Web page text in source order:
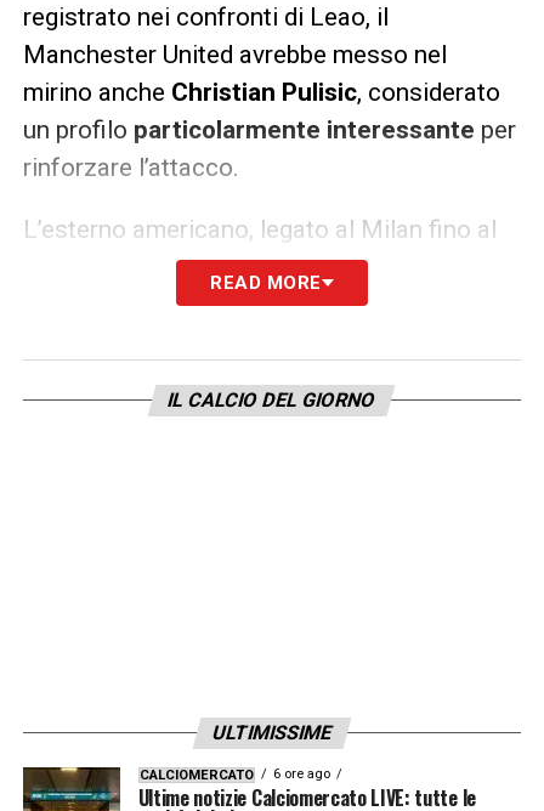
registrato nei confronti di Leao, il
Manchester United avrebbe messo nel
mirino anche Christian Pulisic, considerato
un profilo particolarmente interessante per
rinforzare l’attacco.
L’esterno americano, legato al Milan fino al
opzione di rinnovo, rappresenta
una soluzione che piace percosti più
ai diversi sistemi di gioco. Inoltre, il forte
gradimento espresso da Christopher Vivell
presenze, numeri ritenutial di sotto delle
aspettative.
READ MORE
IL CALCIO DEL GIORNO
ULTIMISSIME
CALCIOMERCATO 6 ore ago
Ultime notizie Calciomercato LIVE: tutte le